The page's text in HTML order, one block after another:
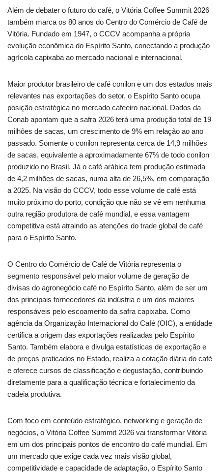
Além de debater o futuro do café, o Vitória Coffee Summit 2026
também marca os 80 anos do Centro do Comércio de Café de
Vitória. Fundado em 1947, o CCCV acompanha a própria
evolução econômica do Espírito Santo, conectando a produção
agrícola capixaba ao mercado nacional e internacional.
Maior produtor brasileiro de café conilon e um dos estados mais
relevantes nas exportações do setor, o Espírito Santo ocupa
posição estratégica no mercado cafeeiro nacional. Dados da
Conab apontam que a safra 2026 terá uma produção total de 19
milhões de sacas, um crescimento de 9% em relação ao ano
passado. Somente o conilon representa cerca de 14,9 milhões
de sacas, equivalente a aproximadamente 67% de todo conilon
produzido no Brasil. Já o café arábica tem produção estimada
de 4,2 milhões de sacas, numa alta de 26,5%, em comparação
a 2025. Na visão do CCCV, todo esse volume de café está
muito próximo do porto, condição que não se vê em nenhuma
outra região produtora de café mundial, e essa vantagem
competitiva está atraindo as atenções do trade global de café
para o Espírito Santo.
O Centro do Comércio de Café de Vitória representa o
segmento responsável pelo maior volume de geração de
divisas do agronegócio café no Espírito Santo, além de ser um
dos principais fornecedores da indústria e um dos maiores
responsáveis pelo escoamento da safra capixaba. Como
agência da Organização Internacional do Café (OIC), a entidade
certifica a origem das exportações realizadas pelo Espírito
Santo. Também elabora e divulga estatísticas de exportação e
de preços praticados no Estado, realiza a cotação diária do café
e oferece cursos de classificação e degustação, contribuindo
diretamente para a qualificação técnica e fortalecimento da
cadeia produtiva.
Com foco em conteúdo estratégico, networking e geração de
negócios, o Vitória Coffee Summit 2026 vai transformar Vitória
em um dos principais pontos de encontro do café mundial. Em
um mercado que exige cada vez mais visão global,
competitividade e capacidade de adaptação, o Espírito Santo